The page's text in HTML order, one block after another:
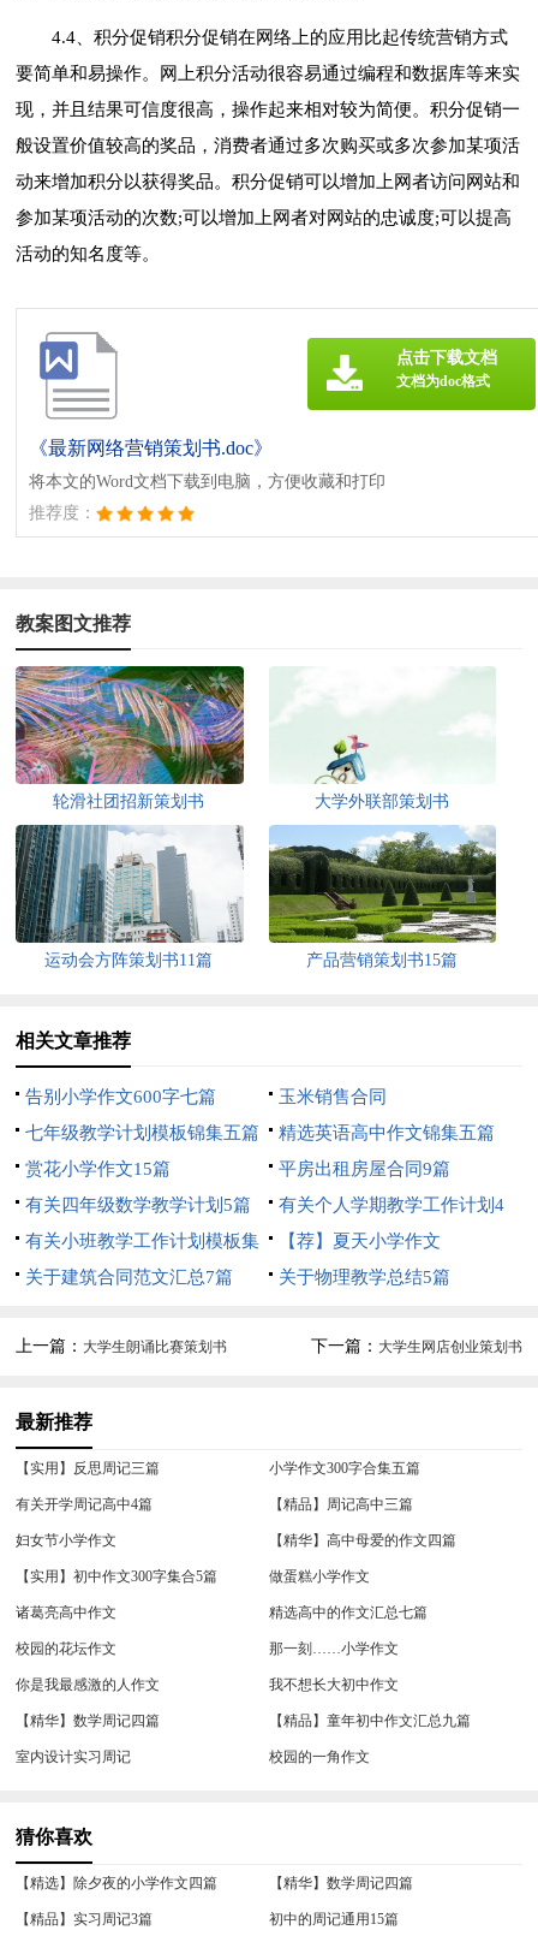
4.4、积分促销积分促销在网络上的应用比起传统营销方式
要简单和易操作。网上积分活动很容易通过编程和数据库等来实
现，并且结果可信度很高，操作起来相对较为简便。积分促销一
般设置价值较高的奖品，消费者通过多次购买或多次参加某项活
动来增加积分以获得奖品。积分促销可以增加上网者访问网站和
参加某项活动的次数;可以增加上网者对网站的忠诚度;可以提高
活动的知名度等。
《最新网络营销策划书.doc》
将本文的Word文档下载到电脑，方便收藏和打印
推荐度：
点击下载文档
文档为doc格式
教案图文推荐
轮滑社团招新策划书 大学外联部策划书
运动会方阵策划书11篇 产品营销策划书15篇
相关文章推荐
告别小学作文600字七篇
玉米销售合同
七年级教学计划模板锦集五篇
精选英语高中作文锦集五篇
赏花小学作文15篇
平房出租房屋合同9篇
有关四年级数学教学计划5篇
有关个人学期教学工作计划4
篇
有关小班教学工作计划模板集
合7篇
【荐】夏天小学作文
关于建筑合同范文汇总7篇
关于物理教学总结5篇
上一篇： 大学生朗诵比赛策划书 下一篇： 大学生网店创业策划书
最新推荐
【实用】反思周记三篇 小学作文300字合集五篇
有关开学周记高中4篇 【精品】周记高中三篇
妇女节小学作文 【精华】高中母爱的作文四篇
【实用】初中作文300字集合5篇 做蛋糕小学作文
诸葛亮高中作文 精选高中的作文汇总七篇
校园的花坛作文 那一刻……小学作文
你是我最感激的人作文 我不想长大初中作文
【精华】数学周记四篇 【精品】童年初中作文汇总九篇
室内设计实习周记 校园的一角作文
猜你喜欢
【精选】除夕夜的小学作文四篇 【精华】数学周记四篇
【精品】实习周记3篇 初中的周记通用15篇